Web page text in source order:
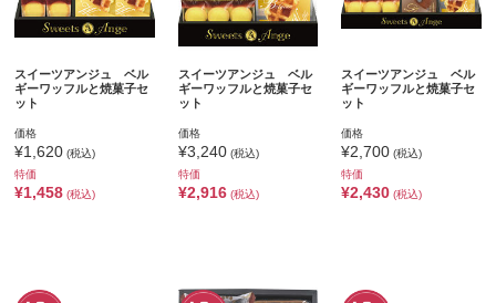
スイーツアンジュ ベル
ギーワッフルと焼菓子セ
ット
価格
¥1,620 (税込)
特価
¥1,458 (税込)
スイーツアンジュ ベル
ギーワッフルと焼菓子セ
ット
価格
¥3,240(税込)
特価
¥2,916(税込)
スイーツアンジュ ベル
ギーワッフルと焼菓子セ
ット
価格
¥2,700 (税込)
特価
¥2,430 (税込)